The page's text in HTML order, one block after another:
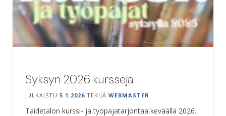
Syksyn 2026 kursseja
JULKAISTU 5.1.2026 TEKIJÄ WEBMASTER
Taidetalon kurssi- ja työpajatarjontaa keväällä 2026.